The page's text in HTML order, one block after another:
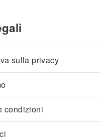
sulla privacy
condizioni